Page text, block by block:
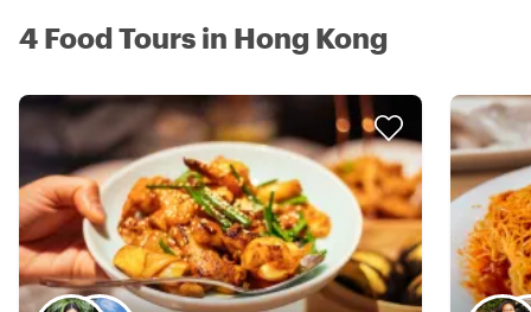
4 Food Tours in Hong Kong